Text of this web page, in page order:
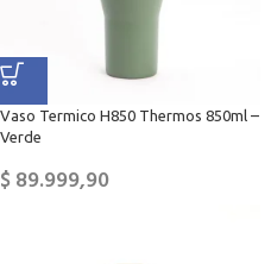
Vaso Termico H850 Thermos 850ml –
Verde
$89.999,90